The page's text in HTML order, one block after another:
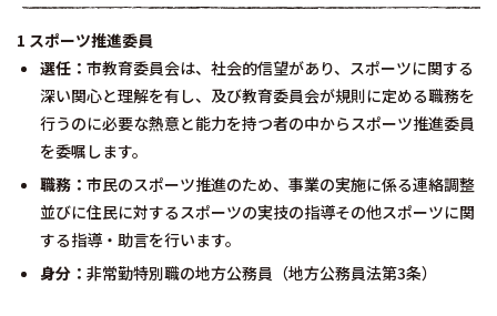
1 スポーツ推進委員
選任： 市教育委員会は、社会的信望があり、スポーツに関する
深い関心と理解を有し、及び教育委員会が規則に定める職務を
行うのに必要な熱意と能力を持つ者の中からスポーツ推進委員
を委嘱します。
職務： 市民のスポーツ推進のため、事業の実施に係る連絡調整
並びに住民に対するスポーツの実技の指導その他スポーツに関
する指導・助言を行います。
身分： 非常勤特別職の地方公務員（地方公務員法第3条）